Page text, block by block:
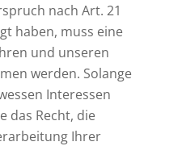
nach Art. 21
haben, muss eine
und unseren
werden. Solange
Interessen
das Recht, die
Ihrer